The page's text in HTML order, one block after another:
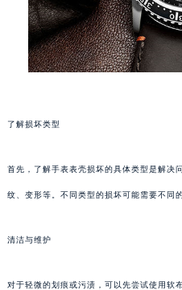
了解损坏类型
首先，了解手表表壳损坏的具体类型是解决
纹、变形等。不同类型的损坏可能需要不同
清洁与维护
对于轻微的划痕或污渍，可以先尝试使用软